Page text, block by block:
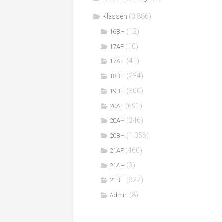
Klassen (3.886)
16BH (12)
17AF (10)
17AH (41)
18BH (234)
19BH (300)
20AF (691)
20AH (246)
20BH (1.356)
21AF (460)
21AH (3)
21BH (527)
Admin (8)